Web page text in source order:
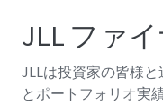
JLL ファ
JLLは投資家の皆様
とポートフォリオ実